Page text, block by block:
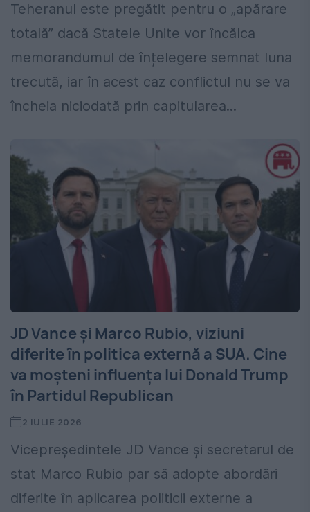
Teheranul este pregătit pentru o „apărare
totală” dacă Statele Unite vor încălca
memorandumul de înțelegere semnat luna
trecută, iar în acest caz conflictul nu se va
încheia niciodată prin capitularea...
JD Vance și Marco Rubio, viziuni
diferite în politica externă a SUA. Cine
va moșteni influența lui Donald Trump
în Partidul Republican
2 IULIE 2026
Vicepreședintele JD Vance și secretarul de
stat Marco Rubio par să adopte abordări
diferite în aplicarea politicii externe a